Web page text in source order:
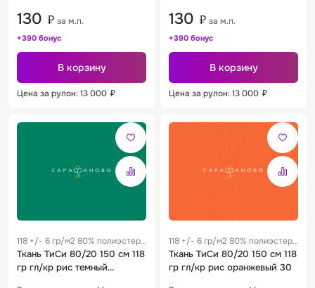
130 ₽ за м.п.
+390 бонус
В корзину
Цена за рулон: 13 000 ₽
130 ₽ за м.п.
+390 бонус
В корзину
Цена за рулон: 13 000 ₽
118 +/- 6 гр/м2 80% полиэстер
/ 20% хлопок 0.17 м
Ткань ТиСи 80/20 150 см 118
гр гл/кр рис темный
118 +/- 6 гр/м2 80% полиэстер
/ 20% хлопок 0.17 м
Ткань ТиСи 80/20 150 см 118
гр гл/кр рис оранжевый 30